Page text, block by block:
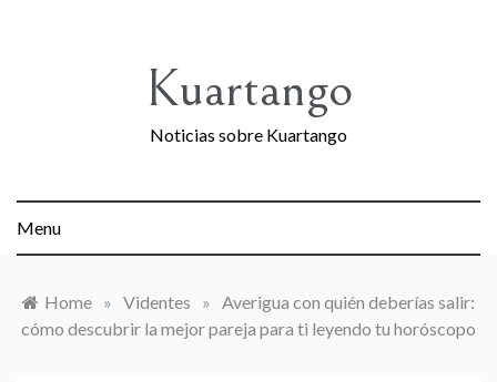
Kuartango
Noticias sobre Kuartango
Menu
Home » Videntes » Averigua con quién deberías salir:
cómo descubrir la mejor pareja para ti leyendo tu horóscopo